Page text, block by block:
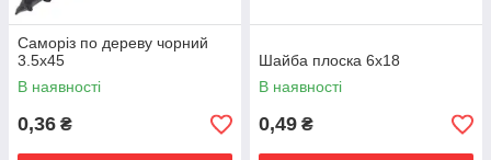
Саморіз по дереву чорний
3.5х45
В наявності
0,36 ₴
Шайба плоска 6х18
В наявності
0,49 ₴